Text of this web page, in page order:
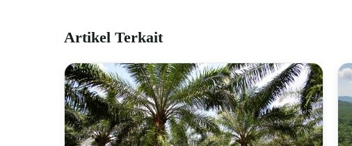
Artikel Terkait